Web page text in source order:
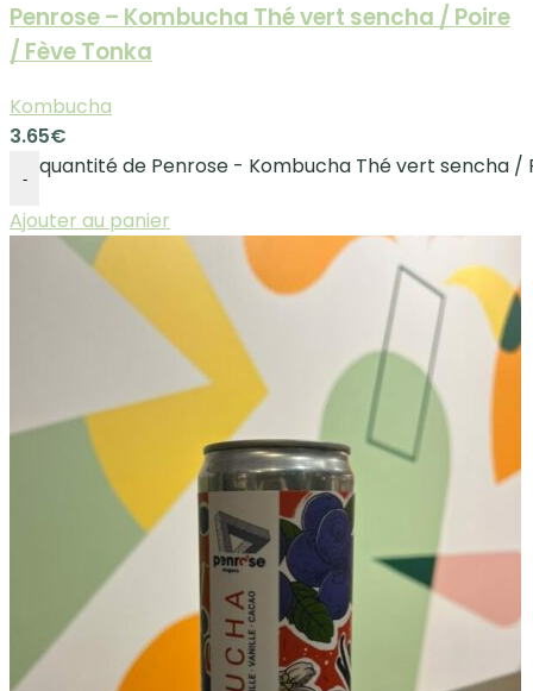
Penrose – Kombucha Thé vert sencha / Poire
/ Fève Tonka
Kombucha
3.65€
-
quantité de Penrose - Kombucha Thé vert sencha /
Ajouter au panier